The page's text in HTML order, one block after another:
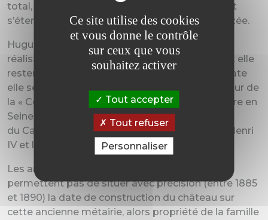
total, le bois du lieu des castors, nom qui devait
s’étendre initialement jusqu’aux rives de la Trézée.
Hugues Cosnier, concepteur et premier
réalisateur du canal Henri IV, l’acheta en 1604 et elle
restera dans sa famille jusqu’en 1653. A cette date
elle sera cédée à François Boutheroue, fondateur de
la « Compagnie des Seigneurs du Canal de Loyre en
Seine », qui reprendra et finira la construction
du Canal de Briare, interrompue par la mort d’Henri
IV et la disgrâce de Sully.
Les archives malheureusement détruites ne
permettent pas de situer avec précision (entre 1885
et 1890) la date de construction du château sur
cette ancienne métairie, alors propriété de la famille
Ce site utilise des cookies
et vous donne le contrôle
sur ceux que vous
souhaitez activer
Tout accepter
Tout refuser
Personnaliser